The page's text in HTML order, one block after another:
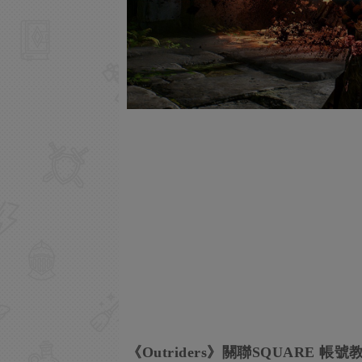
《Outriders》關聯SQUARE 帳號